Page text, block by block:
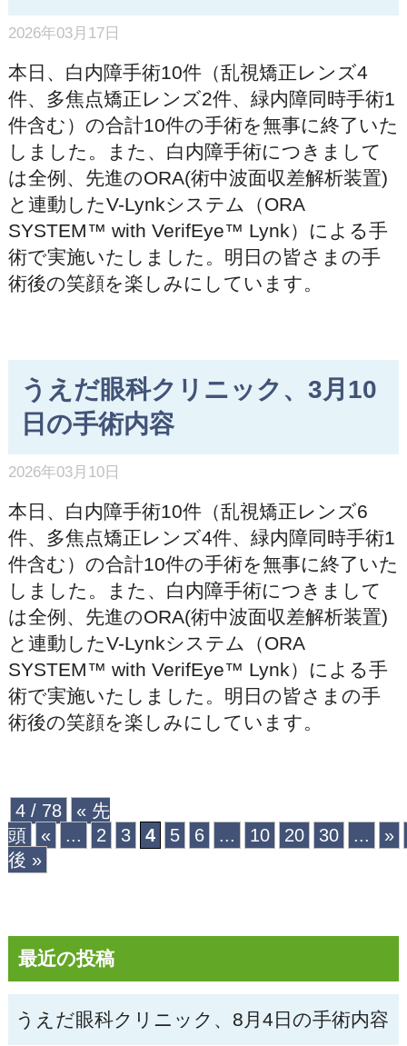
最近の投稿
うえだ眼科クリニック、8月4日の手術内容
2026年03月17日
本日、白内障手術10件（乱視矯正レンズ4
件、多焦点矯正レンズ2件、緑内障同時手術1
件含む）の合計10件の手術を無事に終了いた
しました。また、白内障手術につきまして
は全例、先進のORA(術中波面収差解析装置)
と連動したV-Lynkシステム（ORA
SYSTEM™ with VerifEye™ Lynk）による手
術で実施いたしました。明日の皆さまの手
術後の笑顔を楽しみにしています。
うえだ眼科クリニック、3月10
日の手術内容
2026年03月10日
本日、白内障手術10件（乱視矯正レンズ6
件、多焦点矯正レンズ4件、緑内障同時手術1
件含む）の合計10件の手術を無事に終了いた
しました。また、白内障手術につきまして
は全例、先進のORA(術中波面収差解析装置)
と連動したV-Lynkシステム（ORA
SYSTEM™ with VerifEye™ Lynk）による手
術で実施いたしました。明日の皆さまの手
術後の笑顔を楽しみにしています。
4 / 78
« 先
頭
« ... 2 3 4 5 6 ... 10 20 30 ...
»
後 »